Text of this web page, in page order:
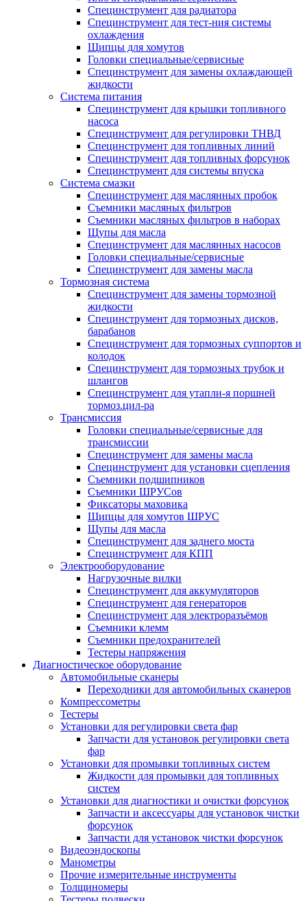
Специнструмент для радиатора
Специнструмент для тест-ния системы
охлаждения
Щипцы для хомутов
Головки специальные/сервисные
Специнструмент для замены охлаждающей
жидкости
Система питания
Специнструмент для крышки топливного
насоса
Специнструмент для регулировки ТНВД
Специнструмент для топливных линий
Специнструмент для топливных форсунок
Специнструмент для системы впуска
Система смазки
Специнструмент для маслянных пробок
Съемники масляных фильтров
Съемники масляных фильтров в наборах
Щупы для масла
Специнструмент для маслянных насосов
Головки специальные/сервисные
Специнструмент для замены масла
Тормозная система
Специнструмент для замены тормозной
жидкости
Специнструмент для тормозных дисков,
барабанов
Специнструмент для тормозных суппортов и
колодок
Специнструмент для тормозных трубок и
шлангов
Специнструмент для утапли-я поршней
тормоз.цил-ра
Трансмиссия
Головки специальные/сервисные для
трансмиссии
Специнструмент для замены масла
Специнструмент для установки сцепления
Съемники подшипников
Съемники ШРУСов
Фиксаторы маховика
Щипцы для хомутов ШРУС
Щупы для масла
Специнструмент для заднего моста
Специнструмент для КПП
Электрооборудование
Нагрузочные вилки
Специнструмент для аккумуляторов
Специнструмент для генераторов
Специнструмент для электроразъёмов
Съемники клемм
Съемники предохранителей
Тестеры напряжения
Диагностическое оборудование
Автомобильные сканеры
Переходники для автомобильных сканеров
Компрессометры
Тестеры
Установки для регулировки света фар
Запчасти для установок регулировки света
фар
Установки для промывки топливных систем
Жидкости для промывки для топливных
систем
Установки для диагностики и очистки форсунок
Запчасти и аксессуары для установок чистки
форсунок
Запчасти для установок чистки форсунок
Видеоэндоскопы
Манометры
Прочие измерительные инструменты
Толщиномеры